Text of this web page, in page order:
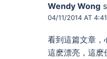
Wendy Wong
04/11/2014 AT
看到這篇文章，
這麽漂亮，這麽